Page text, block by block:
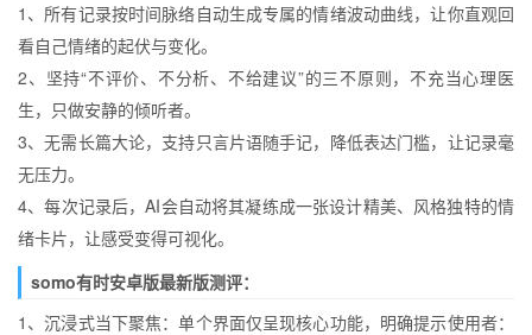
1、所有记录按时间脉络自动生成专属的情绪波动曲线，让你直观回
看自己情绪的起伏与变化。
2、坚持“不评价、不分析、不给建议”的三不原则，不充当心理医
生，只做安静的倾听者。
3、无需长篇大论，支持只言片语随手记，降低表达门槛，让记录毫
无压力。
4、每次记录后，AI会自动将其凝练成一张设计精美、风格独特的情
绪卡片，让感受变得可视化。
somo有时安卓版最新版测评：
1、沉浸式当下聚焦：单个界面仅呈现核心功能，明确提示使用者：